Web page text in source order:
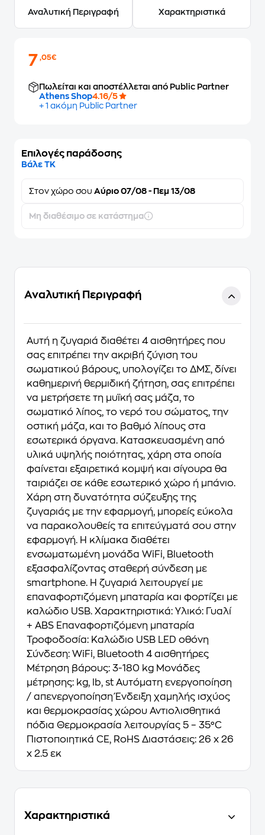
Αναλυτική Περιγραφή Χαρακτηριστικά
7,05€
Πωλείται και αποστέλλεται από Public Partner
Athens Shop4.16/5
+ 1 ακόμη Public Partner
Επιλογές παράδοσης
Βάλε ΤΚ
Στον χώρο σου Αύριο 07/08 - Πεμ 13/08
Μη διαθέσιμο σε κατάστημα
Αναλυτική Περιγραφή
Αυτή η ζυγαριά διαθέτει 4 αισθητήρες που
σας επιτρέπει την ακριβή ζύγιση του
σωματικού βάρους, υπολογίζει το ΔΜΣ, δίνει
καθημερινή θερμιδική ζήτηση, σας επιτρέπει
να μετρήσετε τη μυϊκή σας μάζα, το
σωματικό λίπος, το νερό του σώματος, την
οστική μάζα, και το βαθμό λίπους στα
εσωτερικά όργανα. Κατασκευασμένη από
υλικά υψηλής ποιότητας, χάρη στα οποία
φαίνεται εξαιρετικά κομψή και σίγουρα θα
ταιριάζει σε κάθε εσωτερικό χώρο ή μπάνιο.
Χάρη στη δυνατότητα σύζευξης της
ζυγαριάς με την εφαρμογή, μπορείς εύκολα
να παρακολουθείς τα επιτεύγματά σου στην
εφαρμογή. Η κλίμακα διαθέτει
ενσωματωμένη μονάδα WiFi, Bluetooth
εξασφαλίζοντας σταθερή σύνδεση με
smartphone. Η ζυγαριά λειτουργεί με
επαναφορτιζόμενη μπαταρία και φορτίζει με
καλώδιο USB. Χαρακτηριστικά: Υλικό: Γυαλί
+ ABS Επαναφορτιζόμενη μπαταρία
Τροφοδοσία: Καλώδιο USB LED οθόνη
Σύνδεση: WiFi, Bluetooth 4 αισθητήρες
Μέτρηση βάρους: 3-180 kg Μονάδες
μέτρησης: kg, lb, st Αυτόματη ενεργοποίηση
/ απενεργοποίηση Ένδειξη χαμηλής ισχύος
και θερμοκρασίας χώρου Αντιολισθητικά
πόδια Θερμοκρασία λειτουργίας 5 – 35°C
Πιστοποιητικά CE, RoHS Διαστάσεις: 26 x 26
x 2.5 εκ
Χαρακτηριστικά